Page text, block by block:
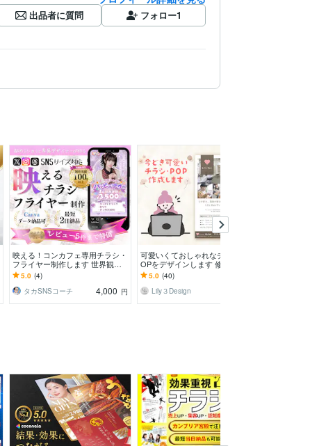
出品者に質問 フォロー1
映える！コンカフェ専用チラシ・
フライヤー制作します 世界観に
合わせた“映える”ビジュアルをデ
ザイン【Canva】
5.0 (4)
タカSNSコーチ
4,000 円
可愛いくておしゃれなチラシやP
OPをデザインします 修正無制
限、メッセージにて相談だけでも
OK！お気軽にどうぞ！
5.0 (40)
Lily３Design